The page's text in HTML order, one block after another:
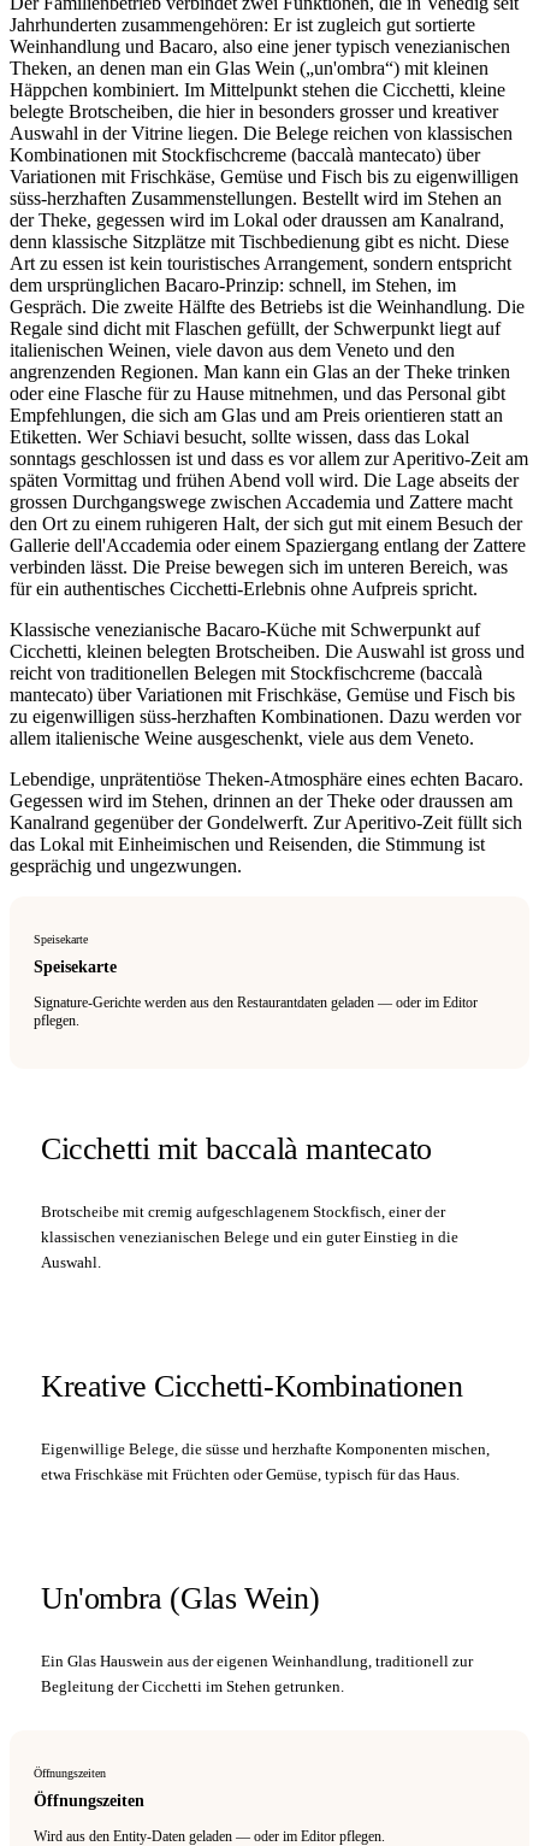
Jahrhunderten zusammengehören: Er ist zugleich gut sortierte
Weinhandlung und Bacaro, also eine jener typisch venezianischen
Theken, an denen man ein Glas Wein („un'ombra“) mit kleinen
Häppchen kombiniert. Im Mittelpunkt stehen die Cicchetti, kleine
belegte Brotscheiben, die hier in besonders grosser und kreativer
Auswahl in der Vitrine liegen. Die Belege reichen von klassischen
Kombinationen mit Stockfischcreme (baccalà mantecato) über
Variationen mit Frischkäse, Gemüse und Fisch bis zu eigenwilligen
süss-herzhaften Zusammenstellungen. Bestellt wird im Stehen an
der Theke, gegessen wird im Lokal oder draussen am Kanalrand,
denn klassische Sitzplätze mit Tischbedienung gibt es nicht. Diese
Art zu essen ist kein touristisches Arrangement, sondern entspricht
dem ursprünglichen Bacaro-Prinzip: schnell, im Stehen, im
Gespräch. Die zweite Hälfte des Betriebs ist die Weinhandlung. Die
Regale sind dicht mit Flaschen gefüllt, der Schwerpunkt liegt auf
italienischen Weinen, viele davon aus dem Veneto und den
angrenzenden Regionen. Man kann ein Glas an der Theke trinken
oder eine Flasche für zu Hause mitnehmen, und das Personal gibt
Empfehlungen, die sich am Glas und am Preis orientieren statt an
Etiketten. Wer Schiavi besucht, sollte wissen, dass das Lokal
sonntags geschlossen ist und dass es vor allem zur Aperitivo-Zeit am
späten Vormittag und frühen Abend voll wird. Die Lage abseits der
grossen Durchgangswege zwischen Accademia und Zattere macht
den Ort zu einem ruhigeren Halt, der sich gut mit einem Besuch der
Gallerie dell'Accademia oder einem Spaziergang entlang der Zattere
verbinden lässt. Die Preise bewegen sich im unteren Bereich, was
für ein authentisches Cicchetti-Erlebnis ohne Aufpreis spricht.
Klassische venezianische Bacaro-Küche mit Schwerpunkt auf
Cicchetti, kleinen belegten Brotscheiben. Die Auswahl ist gross und
reicht von traditionellen Belegen mit Stockfischcreme (baccalà
mantecato) über Variationen mit Frischkäse, Gemüse und Fisch bis
zu eigenwilligen süss-herzhaften Kombinationen. Dazu werden vor
allem italienische Weine ausgeschenkt, viele aus dem Veneto.
Lebendige, unprätentiöse Theken-Atmosphäre eines echten Bacaro.
Gegessen wird im Stehen, drinnen an der Theke oder draussen am
Kanalrand gegenüber der Gondelwerft. Zur Aperitivo-Zeit füllt sich
das Lokal mit Einheimischen und Reisenden, die Stimmung ist
gesprächig und ungezwungen.
Speisekarte
Speisekarte
Signature-Gerichte werden aus den Restaurantdaten geladen — oder im Editor
pflegen.
Cicchetti mit baccalà mantecato
Brotscheibe mit cremig aufgeschlagenem Stockfisch, einer der
klassischen venezianischen Belege und ein guter Einstieg in die
Auswahl.
Kreative Cicchetti-Kombinationen
Eigenwillige Belege, die süsse und herzhafte Komponenten mischen,
etwa Frischkäse mit Früchten oder Gemüse, typisch für das Haus.
Un'ombra (Glas Wein)
Ein Glas Hauswein aus der eigenen Weinhandlung, traditionell zur
Begleitung der Cicchetti im Stehen getrunken.
Öffnungszeiten
Öffnungszeiten
Wird aus den Entity-Daten geladen — oder im Editor pflegen.